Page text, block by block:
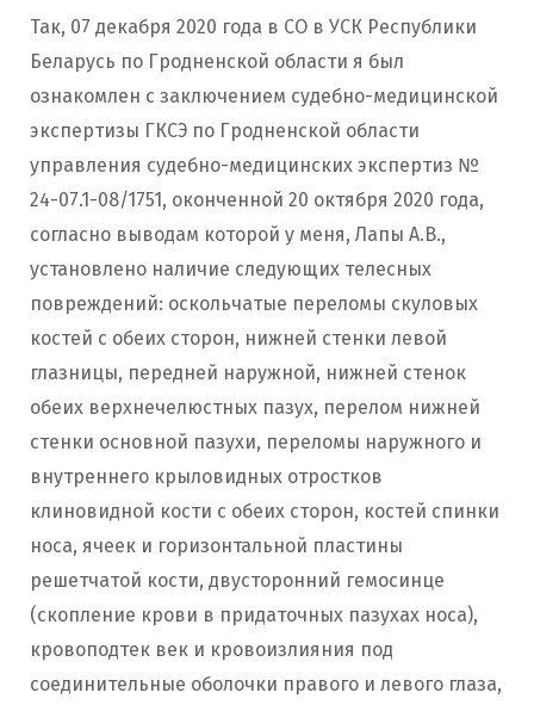
Так, 07 декабря 2020 года в СО в УСК Республики
Беларусь по Гродненской области я был
ознакомлен с заключением судебно-медицинской
экспертизы ГКСЭ по Гродненской области
управления судебно-медицинских экспертиз №
24-07.1-08/1751, оконченной 20 октября 2020 года,
согласно выводам которой у меня, Лапы А.В.,
установлено наличие следующих телесных
повреждений: оскольчатые переломы скуловых
костей с обеих сторон, нижней стенки левой
глазницы, передней наружной, нижней стенок
обеих верхнечелюстных пазух, перелом нижней
стенки основной пазухи, переломы наружного и
внутреннего крыловидных отростков
клиновидной кости с обеих сторон, костей спинки
носа, ячеек и горизонтальной пластины
решетчатой кости, двусторонний гемосинце
(скопление крови в придаточных пазухах носа),
кровоподтек век и кровоизлияния под
соединительные оболочки правого и левого глаза,